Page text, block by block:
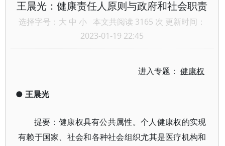
王晨光：健康责任人原则与政府和社会职责
选择字号： 大 中 小 本文共阅读 3165 次 更新时间：
2023-01-19 22:45
进入专题：健康权
● 王晨光
提要：健康权具有公共属性。个人健康权的实现
有赖于国家、社会和各种社会组织尤其是医疗机构和